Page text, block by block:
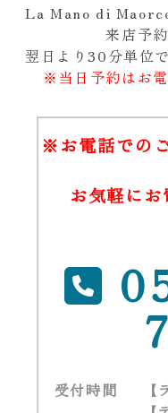
La Mano di
来店予
翌日より30分単位
※当日予約はお電
※お電話での
お気軽に
受付時間 【